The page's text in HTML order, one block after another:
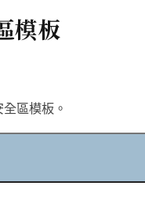
模板
區模板。